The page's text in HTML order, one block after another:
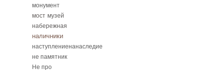
монумент
мост музей
набережная
наличники
наступлениенанаследие
не памятник
Не про